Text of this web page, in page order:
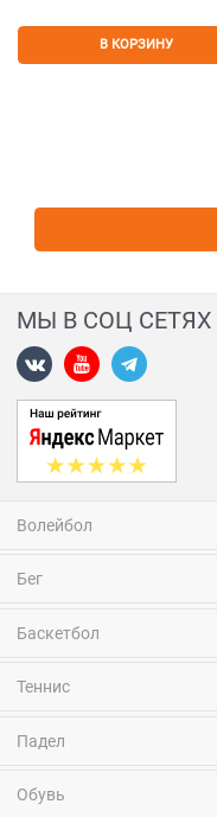
В КОРЗИНУ
МЫ В СОЦ СЕТЯХ
Волейбол
Бег
Баскетбол
Теннис
Падел
Обувь